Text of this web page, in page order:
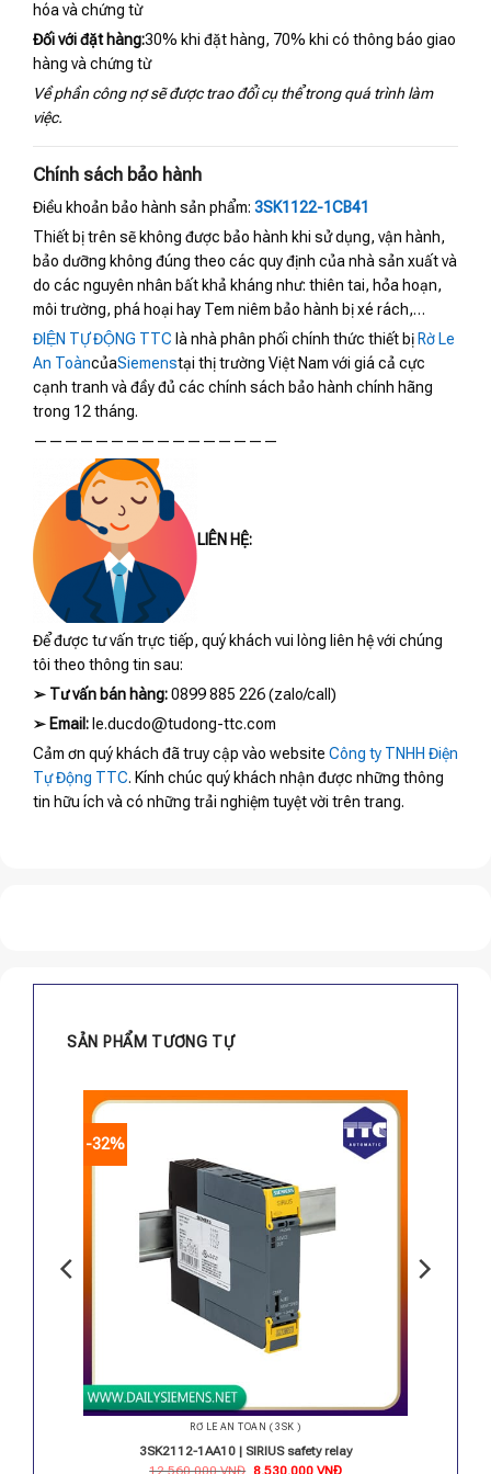
hóa và chứng từ
Đối với đặt hàng:30% khi đặt hàng, 70% khi có thông báo giao
hàng và chứng từ
Về phần công nợ sẽ được trao đổi cụ thể trong quá trình làm
việc.
Chính sách bảo hành
Điều khoản bảo hành sản phẩm: 3SK1122-1CB41
Thiết bị trên sẽ không được bảo hành khi sử dụng, vận hành,
bảo dưỡng không đúng theo các quy định của nhà sản xuất và
do các nguyên nhân bất khả kháng như: thiên tai, hỏa hoạn,
môi trường, phá hoại hay Tem niêm bảo hành bị xé rách,…
ĐIỆN TỰ ĐỘNG TTC là nhà phân phối chính thức thiết bị Rờ Le
An ToàncủaSiemenstại thị trường Việt Nam với giá cả cực
cạnh tranh và đầy đủ các chính sách bảo hành chính hãng
trong 12 tháng.
————————————————
LIÊN HỆ:
Để được tư vấn trực tiếp, quý khách vui lòng liên hệ với chúng
tôi theo thông tin sau:
➢ Tư vấn bán hàng:0899 885 226 (zalo/call)
➢ Email: le.ducdo@tudong-ttc.com
Cảm ơn quý khách đã truy cập vào website Công ty TNHH Điện
Tự Động TTC. Kính chúc quý khách nhận được những thông
tin hữu ích và có những trải nghiệm tuyệt vời trên trang.
SẢN PHẨM TƯƠNG TỰ
-32%
RỜ LE AN TOÀN ( 3SK )
3SK2112-1AA10 | SIRIUS safety relay
12.560.000VNĐ Giá
8.530.000 VNĐGiá